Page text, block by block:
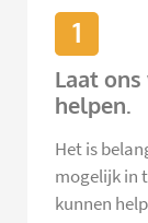
1
Laat
helpen.
Het is
mogelijk in
kunnen